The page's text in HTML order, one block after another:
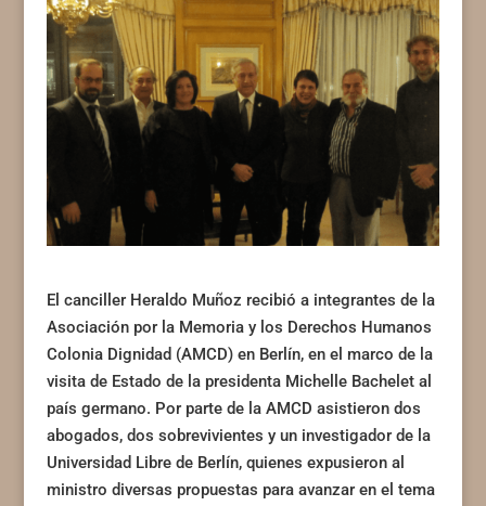
El canciller Heraldo Muñoz recibió a integrantes de la
Asociación por la Memoria y los Derechos Humanos
Colonia Dignidad (AMCD) en Berlín, en el marco de la
visita de Estado de la presidenta Michelle Bachelet al
país germano. Por parte de la AMCD asistieron dos
abogados, dos sobrevivientes y un investigador de la
Universidad Libre de Berlín, quienes expusieron al
ministro diversas propuestas para avanzar en el tema